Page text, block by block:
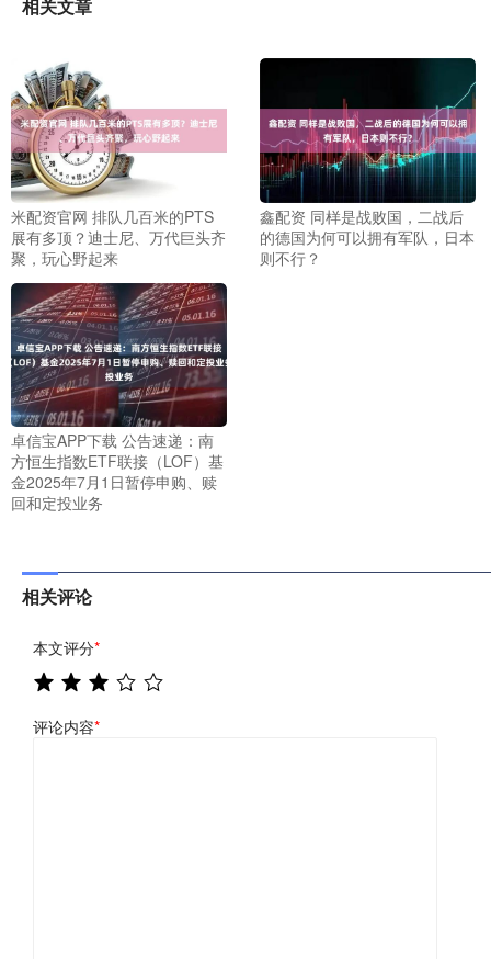
相关文章
米配资官网 排队几百米的PTS
展有多顶？迪士尼、万代巨头齐
聚，玩心野起来
鑫配资 同样是战败国，二战后
的德国为何可以拥有军队，日本
则不行？
卓信宝APP下载 公告速递：南
方恒生指数ETF联接（LOF）基
金2025年7月1日暂停申购、赎
回和定投业务
相关评论
本文评分*
评论内容*